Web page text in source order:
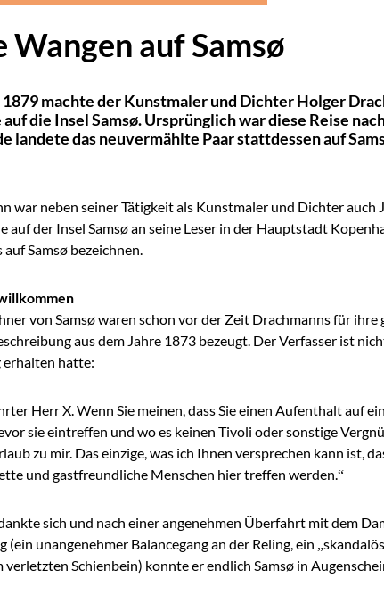
Wangen auf Samsø
1879 machte der Kunstmaler und Dichter Holger
auf die Insel Samsø. Ursprünglich war diese Reise
landete das neuvermählte Paar stattdessen auf
war neben seiner Tätigkeit als Kunstmaler und Dichter
auf der Insel Samsø an seine Leser in der Hauptstadt
Samsø bezeichnen.
von Samsø waren schon vor der Zeit Drachmanns für
aus dem Jahre 1873 bezeugt. Der Verfasser ist
erhalten hatte:
Herr X. Wenn Sie meinen, dass Sie einen Aufenthalt auf
sie eintreffen und wo es keinen Tivoli oder sonstige
zu mir. Das einzige, was ich Ihnen versprechen kann ist,
und gastfreundliche Menschen hier treffen werden.“
sich und nach einer angenehmen Überfahrt mit dem
(ein unangenehmer Balancegang an der Reling, ein
verletzten Schienbein) konnte er endlich Samsø in